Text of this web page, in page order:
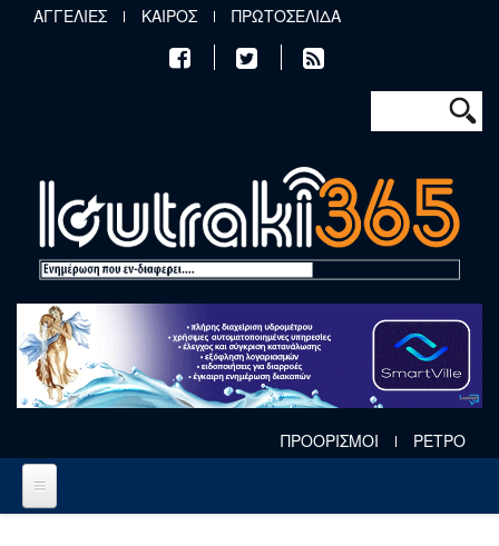
Παράκαμψη προς το κυρίως περιεχόμενο
ΑΓΓΕΛΙΕΣ ΚΑΙΡΟΣ ΠΡΩΤΟΣΕΛΙΔΑ
Φόρμα
Αναζήτηση
ΠΡΟΟΡΙΣΜΟΙ ΡΕΤΡΟ